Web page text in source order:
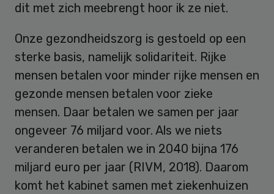
dit met zich meebrengt hoor ik ze niet.
Onze gezondheidszorg is gestoeld op een
sterke basis, namelijk solidariteit. Rijke
mensen betalen voor minder rijke mensen en
gezonde mensen betalen voor zieke
mensen. Daar betalen we samen per jaar
ongeveer 76 miljard voor. Als we niets
veranderen betalen we in 2040 bijna 176
miljard euro per jaar (RIVM, 2018). Daarom
komt het kabinet samen met ziekenhuizen